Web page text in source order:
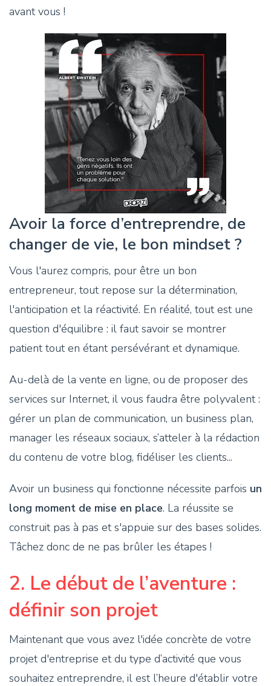
avant vous !
Avoir la force d’entreprendre, de
changer de vie, le bon mindset ?
Vous l'aurez compris, pour être un bon
entrepreneur, tout repose sur la détermination,
l'anticipation et la réactivité. En réalité, tout est une
question d'équilibre : il faut savoir se montrer
patient tout en étant persévérant et dynamique.
Au-delà de la vente en ligne, ou de proposer des
services sur Internet, il vous faudra être polyvalent :
gérer un plan de communication, un business plan,
manager les réseaux sociaux, s’atteler à la rédaction
du contenu de votre blog, fidéliser les clients...
Avoir un business qui fonctionne nécessite parfois un
long moment de mise en place. La réussite se
construit pas à pas et s'appuie sur des bases solides.
Tâchez donc de ne pas brûler les étapes !
2. Le début de l’aventure :
définir son projet
Maintenant que vous avez l'idée concrète de votre
projet d'entreprise et du type d’activité que vous
souhaitez entreprendre, il est l’heure d'établir votre